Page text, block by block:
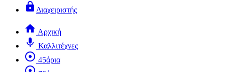
lock Διαχειριστής
home Αρχική
mic Καλλιτέχνες
adjust 45άρια